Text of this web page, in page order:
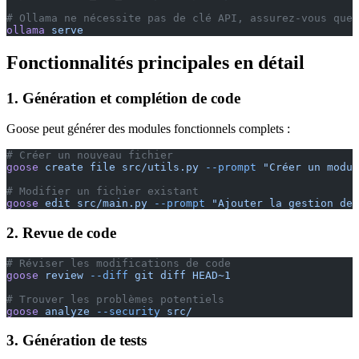
# Ollama ne nécessite pas de clé API, assurez-vous
ollama serve
Fonctionnalités principales en détail
1. Génération et complétion de code
Goose peut générer des modules fonctionnels complets :
# Créer un nouveau fichier
goose create file src/utils.py --prompt "Créer un
# Modifier un fichier existant
goose edit src/main.py --prompt "Ajouter la gestion
2. Revue de code
# Réviser les modifications de code
goose review --diff git diff HEAD~1
# Trouver les problèmes potentiels
goose analyze --security src/
3. Génération de tests